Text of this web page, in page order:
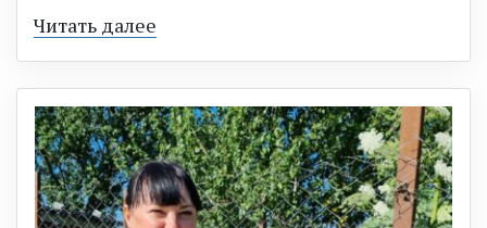
Читать далее